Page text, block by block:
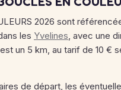
2026 sont
les Yvelines, avec une
un 5 km, au tarif de 10 €
de départ, les